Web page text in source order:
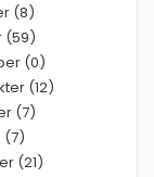
(8)
(59)
(0)
(12)
(7)
(7)
(21)